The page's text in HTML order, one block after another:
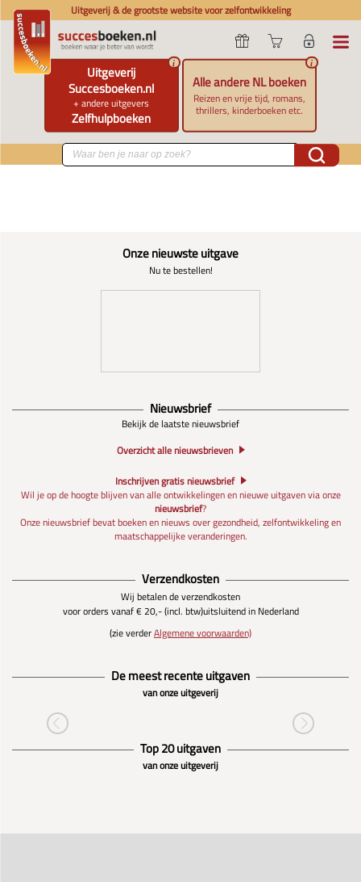
Uitgeverij & de grootste website voor zelfontwikkeling
Uitgeverij
Succesboeken.nl
+ andere uitgevers
Zelfhulpboeken
i
Alle andere NL boeken
Reizen en vrije tijd, romans,
thrillers, kinderboeken etc.
i
Onze nieuwste uitgave
Nu te bestellen!
Nieuwsbrief
Bekijk de laatste nieuwsbrief
Overzicht alle nieuwsbrieven
Inschrijven gratis nieuwsbrief
Wil je op de hoogte blijven van alle ontwikkelingen en nieuwe uitgaven via onze
nieuwsbrief?
Onze nieuwsbrief bevat boeken en nieuws over gezondheid, zelfontwikkeling en
maatschappelijke veranderingen.
Verzendkosten
Wij betalen de verzendkosten
voor orders vanaf € 20,- (incl. btw)uitsluitend in Nederland
(zie verderAlgemene voorwaarden)
De meest recente uitgaven
van onze uitgeverij
Top 20 uitgaven
van onze uitgeverij